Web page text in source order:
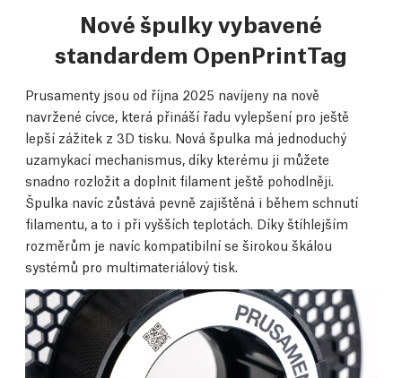
Nové špulky vybavené
standardem OpenPrintTag
Prusamenty jsou od října 2025 navíjeny na nově
navržené cívce, která přináší řadu vylepšení pro ještě
lepší zážitek z 3D tisku. Nová špulka má jednoduchý
uzamykací mechanismus, díky kterému ji můžete
snadno rozložit a doplnit filament ještě pohodlněji.
Špulka navíc zůstává pevně zajištěná i během schnutí
filamentu, a to i při vyšších teplotách. Díky štíhlejším
rozměrům je navíc kompatibilní se širokou škálou
systémů pro multimateriálový tisk.